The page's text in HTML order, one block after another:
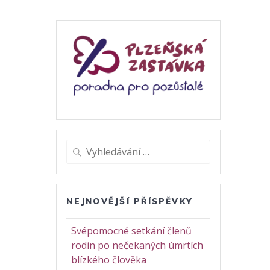
Vyhledat:
NEJNOVĚJŠÍ PŘÍSPĚVKY
Svépomocné setkání členů
rodin po nečekaných úmrtích
blízkého člověka